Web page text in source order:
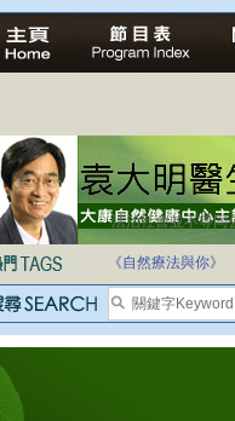
法治社會並不等同
《自然療法與你》